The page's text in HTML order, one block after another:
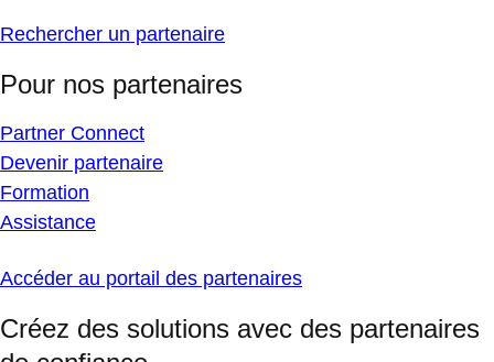
Rechercher un partenaire
Pour nos partenaires
Partner Connect
Devenir partenaire
Formation
Assistance
Accéder au portail des partenaires
Créez des solutions avec des partenaires